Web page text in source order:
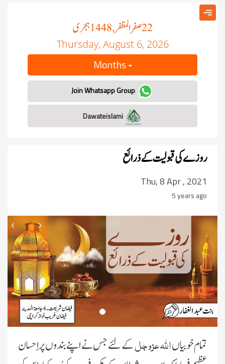
22صفر المظفر, 1448 ہجری
Thursday, August 6, 2026
Months
Join Whatsapp Group
روزے کی قبولیت کے ذرائع
Thu, 8 Apr , 2021
5 years ago
Next
تمام خوبیاںاللہ عزوجلکے لئے جس نے اپنے بندوں پر اِحسان